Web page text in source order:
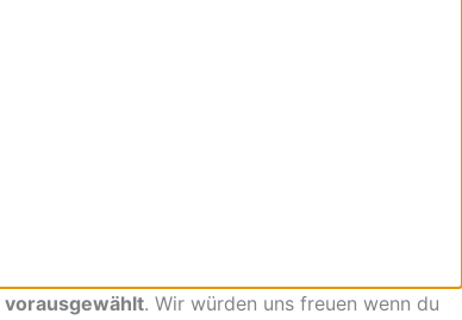
vorausgewählt. Wir würden uns freuen wenn du